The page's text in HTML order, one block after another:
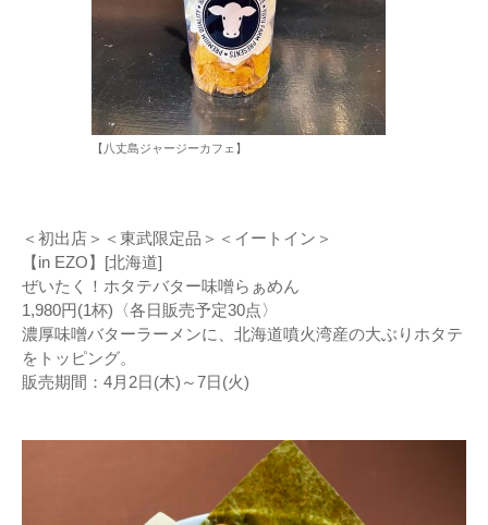
【八丈島ジャージーカフェ】
＜初出店＞＜東武限定品＞＜イートイン＞
【in EZO】[北海道]
ぜいたく！ホタテバター味噌らぁめん
1,980円(1杯)〈各日販売予定30点〉
濃厚味噌バターラーメンに、北海道噴火湾産の大ぶりホタテ
をトッピング。
販売期間：4月2日(木)～7日(火)